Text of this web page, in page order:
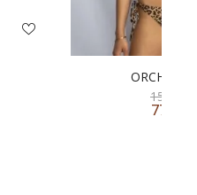
ORCHID
155,00
77,50